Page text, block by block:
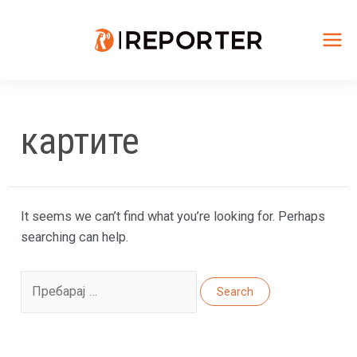
картите
It seems we can’t find what you’re looking for. Perhaps
searching can help.